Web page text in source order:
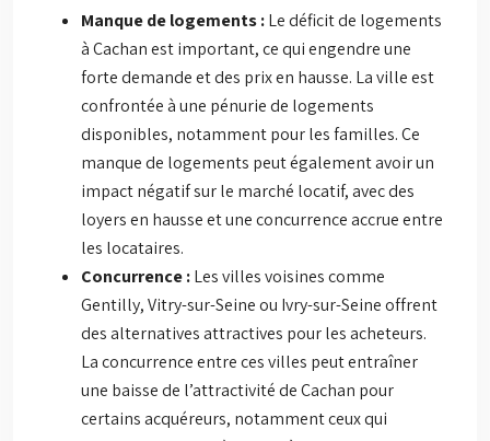
Manque de logements :Le déficit de logements
à Cachan est important, ce qui engendre une
forte demande et des prix en hausse. La ville est
confrontée à une pénurie de logements
disponibles, notamment pour les familles. Ce
manque de logements peut également avoir un
impact négatif sur le marché locatif, avec des
loyers en hausse et une concurrence accrue entre
les locataires.
Concurrence :Les villes voisines comme
Gentilly, Vitry-sur-Seine ou Ivry-sur-Seine offrent
des alternatives attractives pour les acheteurs.
La concurrence entre ces villes peut entraîner
une baisse de l’attractivité de Cachan pour
certains acquéreurs, notamment ceux qui